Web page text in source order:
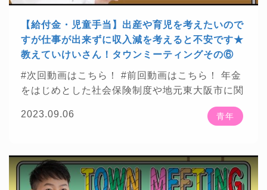
・・・・・・・・・・・・・・・・・・・・・・・・
【お知らせ】 ★株式会社プレジデント社様が発
刊する「プレジデント2022年5/13号」に掲載さ
れました！ https://presidentstore.jp/category/M
格総合サイト「資格times」に掲載されました！
https://shikakutimes.jp/sharoushi/2637★東洋
経済新報社様が発刊する「週刊東洋経済2022年2
https://str.toyokei
様が運営するWebメディア「料金相場.jp」で掲
載されました！https://context-japan.co.jp/ryoki
n/sy...
【給付金・児童手当】出産や育児を考えたいので
すが仕事が出来ずに収入減を考えると不安です★
教えていけいさん！タウンミーティングその⑥
#次回動画はこちら！ #前回動画はこちら！
年金
をはじめとした社会保険制度や地元東大阪市に関
20代～30代まで
の青年世代の方から頂いた質問について、社労士
「教えていけいさん！タウンミーティング」全7
回予定
2023.09.06 青年